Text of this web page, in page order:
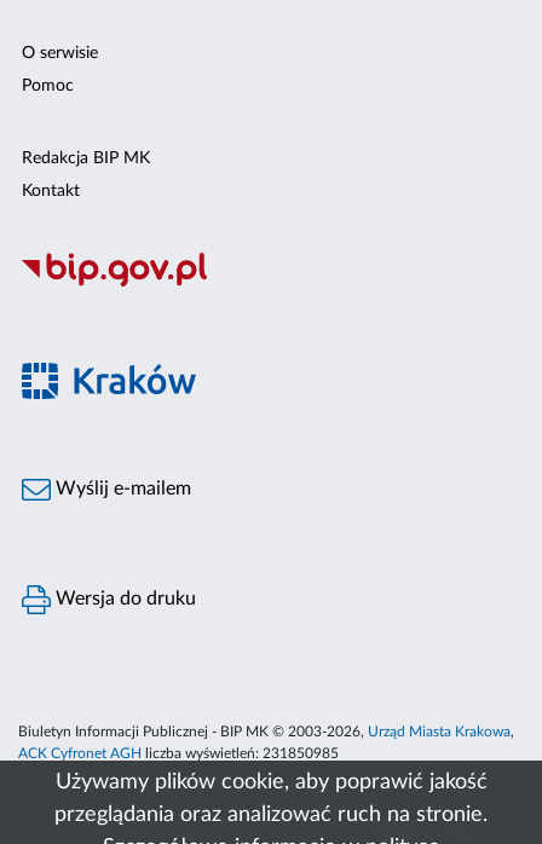
Używamy plików cookie, aby poprawić jakość
przeglądania oraz analizować ruch na stronie.
O serwisie
Pomoc
Redakcja BIP MK
Kontakt
Wyślij e-mailem
Wersja do druku
Biuletyn Informacji Publicznej - BIP MK © 2003-2026, Urząd Miasta Krakowa,
ACK Cyfronet AGH
liczba wyświetleń: 231850985